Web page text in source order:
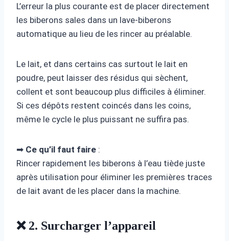
L’erreur la plus courante est de placer directement
les biberons sales dans un lave-biberons
automatique au lieu de les rincer au préalable.
Le lait, et dans certains cas surtout le lait en
poudre, peut laisser des résidus qui sèchent,
collent et sont beaucoup plus difficiles à éliminer.
Si ces dépôts restent coincés dans les coins,
même le cycle le plus puissant ne suffira pas.
➡ Ce qu’il faut faire :
Rincer rapidement les biberons à l’eau tiède juste
après utilisation pour éliminer les premières traces
de lait avant de les placer dans la machine.
❌ 2. Surcharger l’appareil